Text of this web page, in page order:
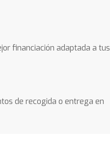
financiación adaptada a tus
de recogida o entrega en